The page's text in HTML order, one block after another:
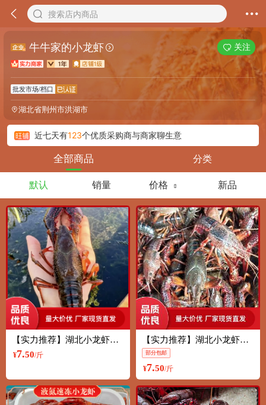
搜索店内商品
牛牛家的小龙虾 关注
批发市场/档口
湖北省荆州市洪湖市
近七天有123个优质采购商与商家聊生意
全部商品 分类
默认 销量 价格 新品
【实力推荐】湖北小龙虾鲜活上市全规格分拣底板干净基地大量批
¥7.50/斤
【实力推荐】湖北小龙虾鲜活上市全规格分拣底板干净基地大量批
部分包邮
¥7.50/斤